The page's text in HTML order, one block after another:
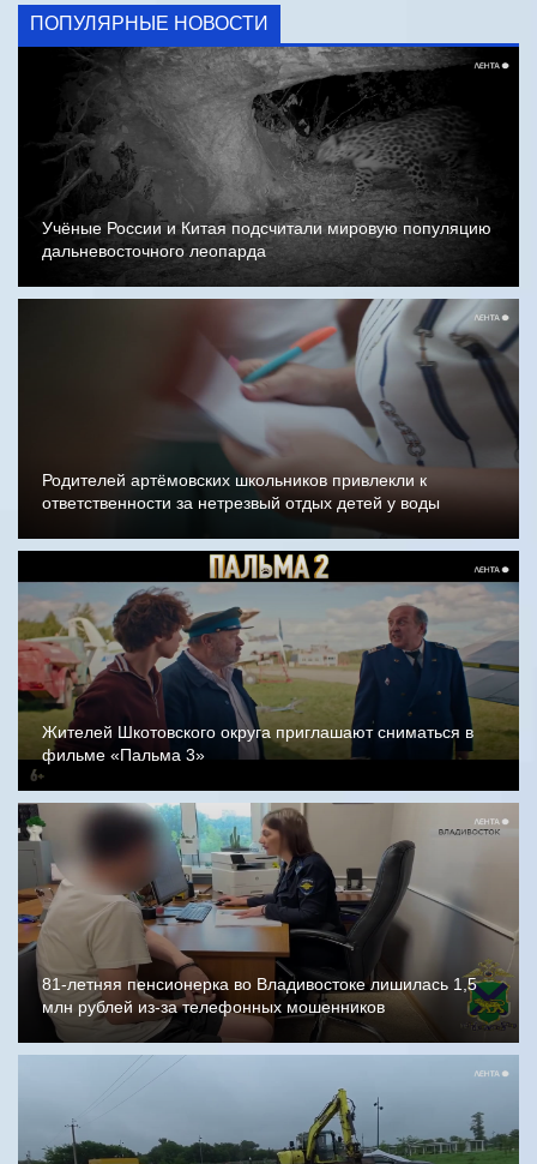
ПОПУЛЯРНЫЕ НОВОСТИ
Учёные России и Китая подсчитали мировую популяцию
дальневосточного леопарда
Родителей артёмовских школьников привлекли к
ответственности за нетрезвый отдых детей у воды
Жителей Шкотовского округа приглашают сниматься в
фильме «Пальма 3»
81-летняя пенсионерка во Владивостоке лишилась 1,5
млн рублей из-за телефонных мошенников